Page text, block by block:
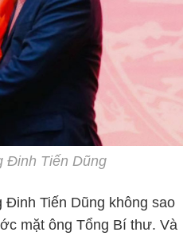
Đinh Tiến Dũng
Tiến Dũng không sao
mặt ông Tổng Bí thư. Và